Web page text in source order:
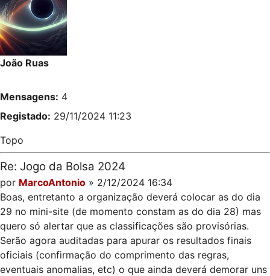
João Ruas
Mensagens: 4
Registado: 29/11/2024 11:23
Topo
Re: Jogo da Bolsa 2024
por MarcoAntonio » 2/12/2024 16:34
Boas, entretanto a organização deverá colocar as do dia
29 no mini-site (de momento constam as do dia 28) mas
quero só alertar que as classificações são provisórias.
Serão agora auditadas para apurar os resultados finais
oficiais (confirmação do comprimento das regras,
eventuais anomalias, etc) o que ainda deverá demorar uns